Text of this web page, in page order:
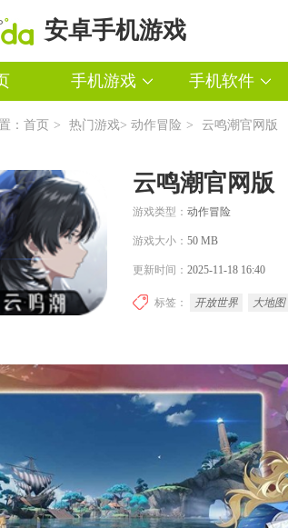
安卓手机游戏
手机游戏 手机软件
： 首页 > 热门游戏> 动作冒险 > 云鸣潮官网版
云鸣潮官网版
游戏类型： 动作冒险
游戏大小： 50 MB
更新时间： 2025-11-18 16:40
标签： 开放世界 大地图